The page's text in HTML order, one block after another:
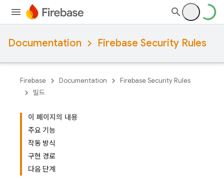
Documentation Firebase Security Rules
Firebase Documentation
Firebase Security Rules
빌드
이 페이지의 내용
주요 기능
작동 방식
구현 경로
다음 단계